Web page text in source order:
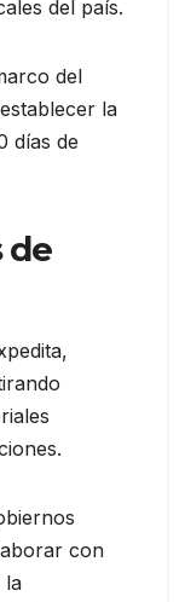
del país.
del
la
días de
de
con
la